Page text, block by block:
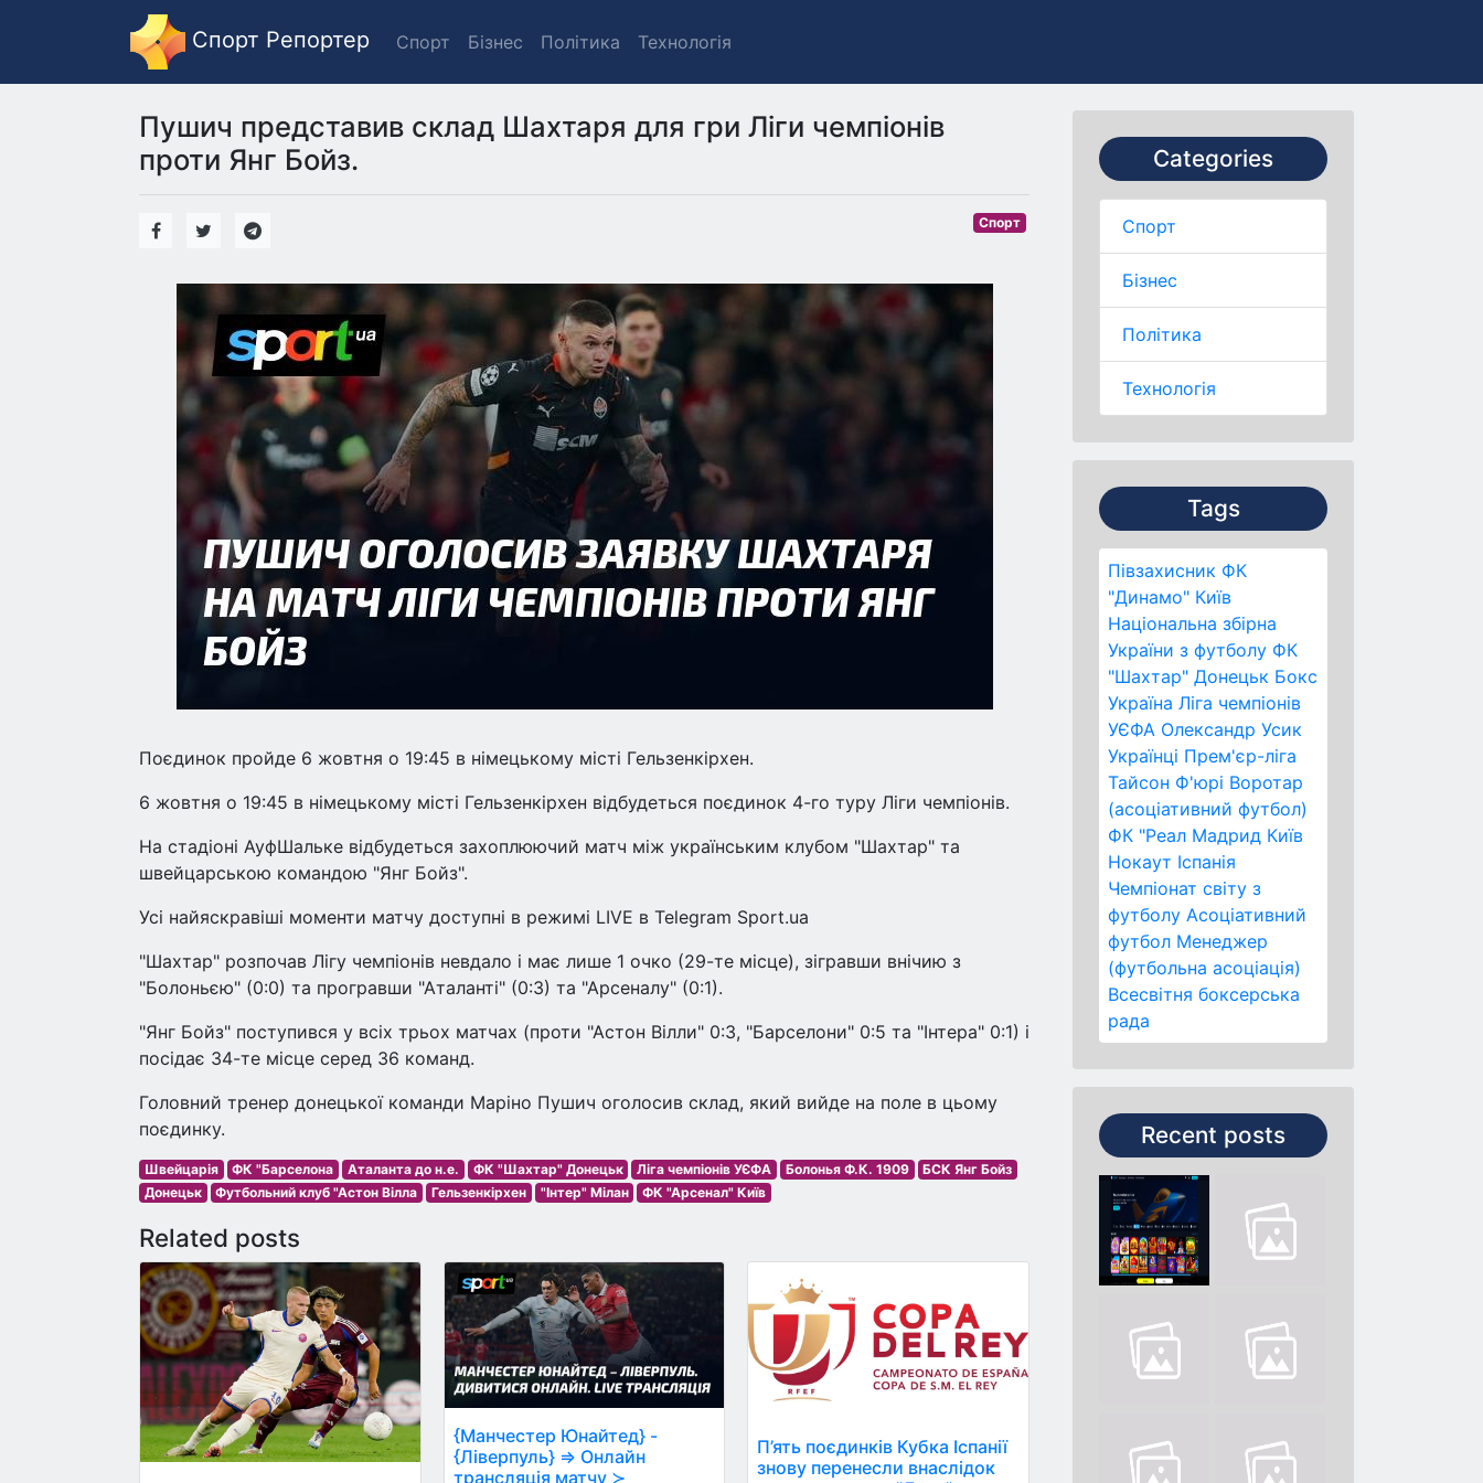
Спорт Репортер Спорт Бізнес Політика Технологія
Categories
Спорт
Бізнес
Політика
Технологія
Tags
Півзахисник ФК
"Динамо" Київ
Національна збірна
України з футболу ФК
"Шахтар" Донецьк Бокс
Україна Ліга чемпіонів
УЄФА Олександр Усик
Українці Прем'єр-ліга
Тайсон Ф'юрі Воротар
(асоціативний футбол)
ФК "Реал Мадрид Київ
Нокаут Іспанія
Чемпіонат світу з
футболу Асоціативний
футбол Менеджер
(футбольна асоціація)
Всесвітня боксерська
рада
Recent posts
Пушич представив склад Шахтаря для гри Ліги чемпіонів
проти Янг Бойз.
Спорт
Поєдинок пройде 6 жовтня о 19:45 в німецькому місті Гельзенкірхен.
6 жовтня о 19:45 в німецькому місті Гельзенкірхен відбудеться поєдинок 4-го туру Ліги чемпіонів.
На стадіоні АуфШальке відбудеться захоплюючий матч між українським клубом "Шахтар" та
швейцарською командою "Янг Бойз".
Усі найяскравіші моменти матчу доступні в режимі LIVE в Telegram Sport.ua
"Шахтар" розпочав Лігу чемпіонів невдало і має лише 1 очко (29-те місце), зігравши внічию з
"Болоньєю" (0:0) та програвши "Аталанті" (0:3) та "Арсеналу" (0:1).
"Янг Бойз" поступився у всіх трьох матчах (проти "Астон Вілли" 0:3, "Барселони" 0:5 та "Інтера" 0:1) і
посідає 34-те місце серед 36 команд.
Головний тренер донецької команди Маріно Пушич оголосив склад, який вийде на поле в цьому
поєдинку.
Швейцарія ФК "Барселона Аталанта до н.е. ФК "Шахтар" Донецьк Ліга чемпіонів УЄФА Болонья Ф.К. 1909
БСК Янг Бойз
Донецьк
Футбольний клуб "Астон Вілла Гельзенкірхен "Інтер" Мілан ФК "Арсенал" Київ
Related posts
{Манчестер Юнайтед} -
{Ліверпуль} ⇒ Онлайн
трансляція матчу ≻
П’ять поєдинків Кубка Іспанії
знову перенесли внаслідок